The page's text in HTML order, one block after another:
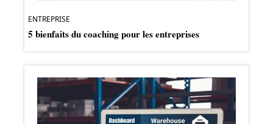
ENTREPRISE
5 bienfaits du coaching pour les entreprises